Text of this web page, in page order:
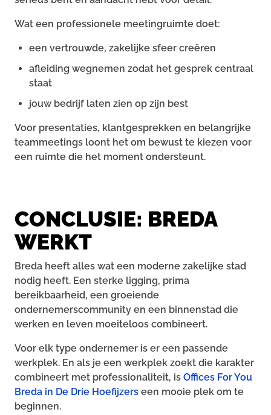
Wat een professionele meetingruimte doet:
een vertrouwde, zakelijke sfeer creëren
afleiding wegnemen zodat het gesprek centraal
staat
jouw bedrijf laten zien op zijn best
Voor presentaties, klantgesprekken en belangrijke
teammeetings loont het om bewust te kiezen voor
een ruimte die het moment ondersteunt.
CONCLUSIE: BREDA
WERKT
Breda heeft alles wat een moderne zakelijke stad
nodig heeft. Een sterke ligging, prima
bereikbaarheid, een groeiende
ondernemerscommunity en een binnenstad die
werken en leven moeiteloos combineert.
Voor elk type ondernemer is er een passende
werkplek. En als je een werkplek zoekt die karakter
combineert met professionaliteit, is Offices For You
Breda in De Drie Hoefijzers een mooie plek om te
beginnen.